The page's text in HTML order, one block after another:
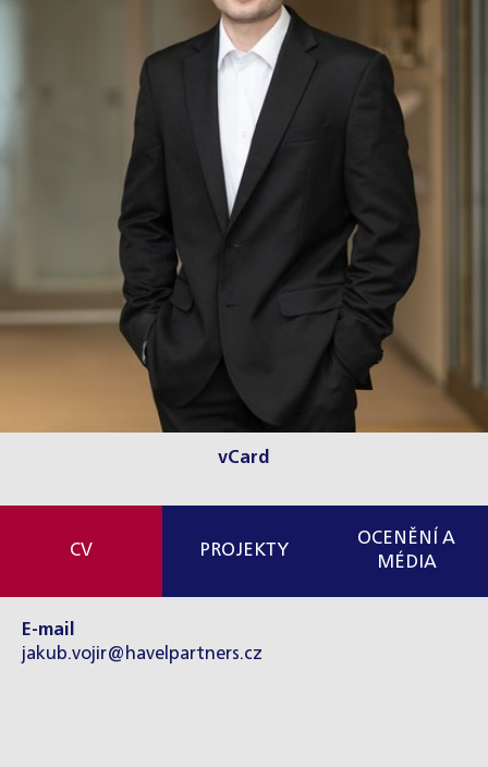
vCard
CV PROJEKTY
OCENĚNÍ A
MÉDIA
E-mail
jakub.vojir@havelpartners.cz